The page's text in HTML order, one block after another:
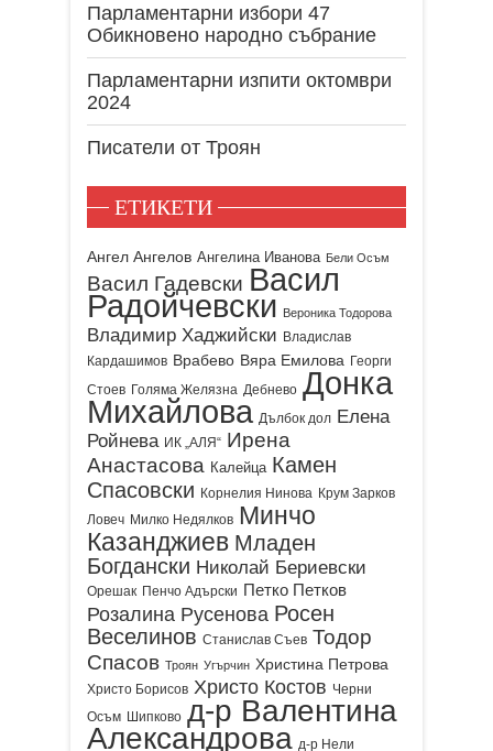
Парламентарни избори 47
Обикновено народно събрание
Парламентарни изпити октомври
2024
Писатели от Троян
ЕТИКЕТИ
Ангел Ангелов Ангелина Иванова Бели Осъм
Васил Гадевски Васил
Радойчевски Вероника Тодорова
Владимир Хаджийски Владислав
Кардашимов Врабево Вяра Емилова Георги
Стоев Голяма Желязна Дебнево Донка
Михайлова Дълбок дол Елена
Ройнева ИК „АЛЯ“ Ирена
Анастасова Калейца Камен
Спасовски Корнелия Нинова Крум Зарков
Ловеч Милко Недялков Минчо
Казанджиев Младен
Богдански Николай Бериевски
Орешак Пенчо Адърски Петко Петков
Розалина Русенова Росен
Веселинов Станислав Съев Тодор
Спасов Троян Угърчин Христина Петрова
Христо Борисов Христо Костов Черни
Осъм
Шипково д-р Валентина
Александрова д-р Нели